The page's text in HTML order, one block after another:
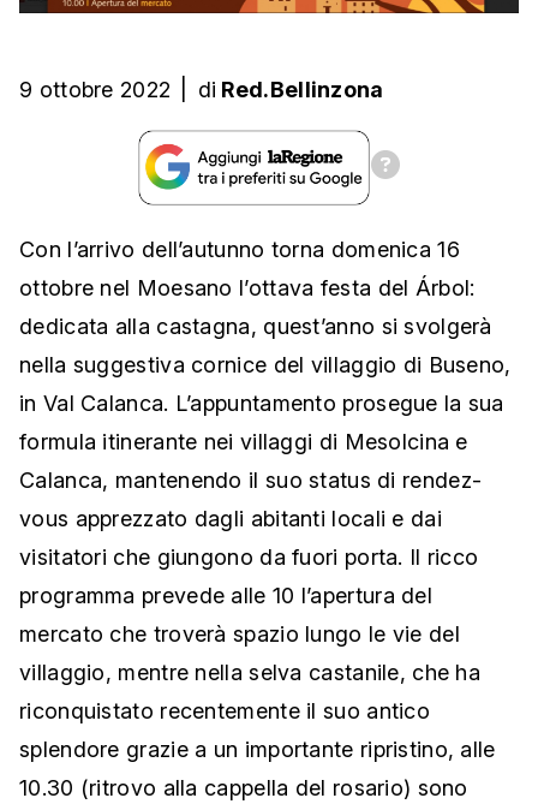
9 ottobre 2022 di Red.Bellinzona
Con l’arrivo dell’autunno torna domenica 16
ottobre nel Moesano l’ottava festa del Árbol:
dedicata alla castagna, quest’anno si svolgerà
nella suggestiva cornice del villaggio di Buseno,
in Val Calanca. L’appuntamento prosegue la sua
formula itinerante nei villaggi di Mesolcina e
Calanca, mantenendo il suo status di rendez-
vous apprezzato dagli abitanti locali e dai
visitatori che giungono da fuori porta. Il ricco
programma prevede alle 10 l’apertura del
mercato che troverà spazio lungo le vie del
villaggio, mentre nella selva castanile, che ha
riconquistato recentemente il suo antico
splendore grazie a un importante ripristino, alle
10.30 (ritrovo alla cappella del rosario) sono